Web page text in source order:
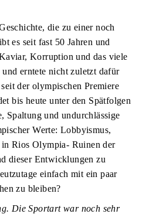
die zu einer noch
es seit fast 50 Jahren und
Korruption und das viele
erntete nicht zuletzt dafür
der olympischen Premiere
bis heute unter den Spätfolgen
Spaltung und undurchlässige
Werte: Lobbyismus,
Rios Olympia- Ruinen der
dieser Entwicklungen zu
einfach mit ein paar
zu bleiben?
Die Sportart war noch sehr